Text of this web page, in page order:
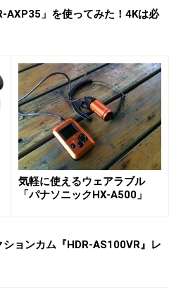
メラと同じ撮像画素「HD
こだわりオート」は、38のシ
に応じたキレイな映像を撮れ
ラ iVIS HF M51 レッド 光
ラットタッチパネル
AXP35」を使ってみた！4Kは必
気軽に使えるウェアラブル
「パナソニックHX-A500」
ションカム『HDR-AS100VR』レ